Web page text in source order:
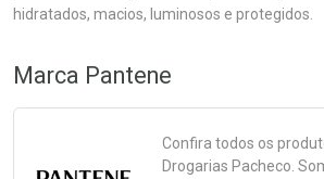
hidratados, macios, luminosos e protegidos.
Marca Pantene
Confira todos os
Drogarias Pacheco.